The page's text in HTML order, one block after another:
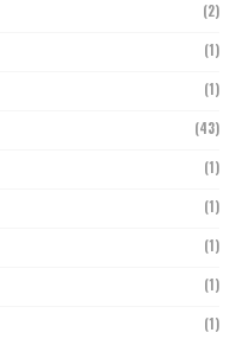
(2)
(1)
(1)
(43)
(1)
(1)
(1)
(1)
(1)